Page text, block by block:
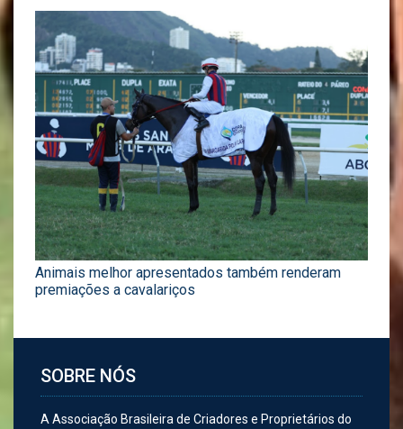
Animais melhor apresentados também renderam
premiações a cavalariços
SOBRE NÓS
A Associação Brasileira de Criadores e Proprietários do